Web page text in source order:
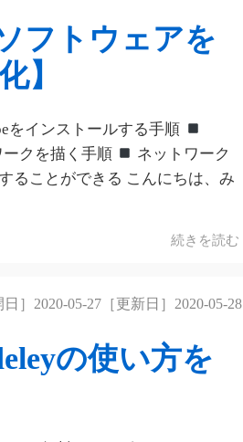
フトウェアを
】
をインストールする手順
クを描く手順
ネットワーク
ることができる こんにちは、み
続きを読む
日］2020-05-27［更新日］2020-05-28
の使い方を